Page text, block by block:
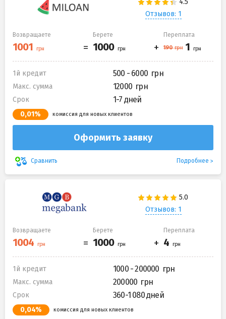
Отзывов: 1
Возвращаете Берете Переплата
1й кредит 500 - 6000
Макс. сумма 12000
Срок 1-7 дней
0,01% комиссия для новых клиентов
Оформить заявку
Сравнить Подробнее
Отзывов: 1
Возвращаете Берете Переплата
1й кредит 1000 - 200000
Макс. сумма 200000
Срок 360-1 080 дней
0,04% комиссия для новых клиентов